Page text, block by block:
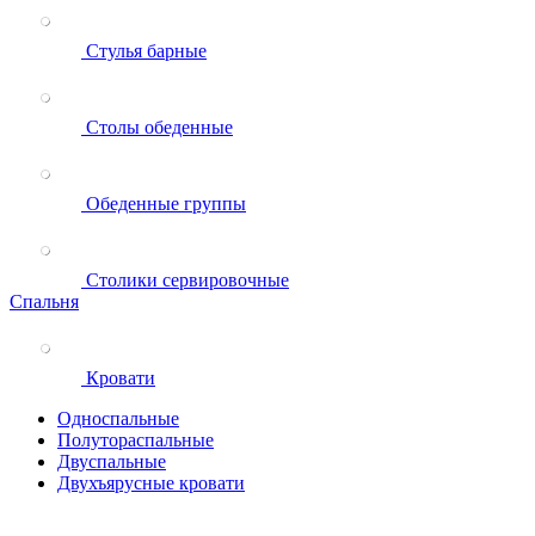
Стулья барные
Столы обеденные
Обеденные группы
Столики сервировочные
Спальня
Кровати
Односпальные
Полутораспальные
Двуспальные
Двухъярусные кровати